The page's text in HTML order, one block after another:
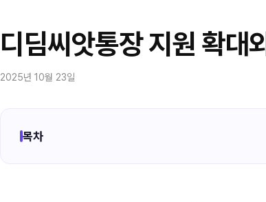
디딤씨앗통장 지원 확대
2025년 10월 23일
목차